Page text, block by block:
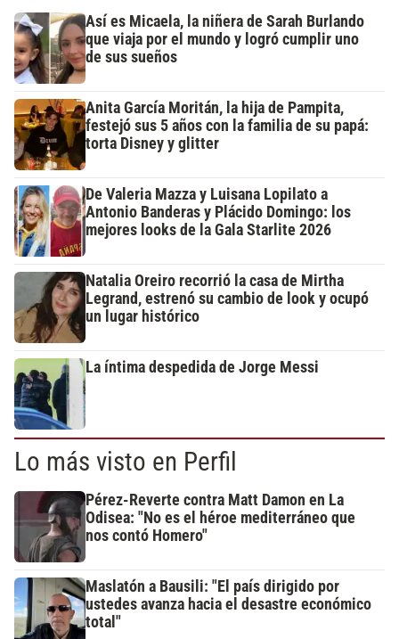
Así es Micaela, la niñera de Sarah Burlando
que viaja por el mundo y logró cumplir uno
de sus sueños
Anita García Moritán, la hija de Pampita,
festejó sus 5 años con la familia de su papá:
torta Disney y glitter
De Valeria Mazza y Luisana Lopilato a
Antonio Banderas y Plácido Domingo: los
mejores looks de la Gala Starlite 2026
Natalia Oreiro recorrió la casa de Mirtha
Legrand, estrenó su cambio de look y ocupó
un lugar histórico
La íntima despedida de Jorge Messi
Lo más visto en Perfil
Pérez-Reverte contra Matt Damon en La
Odisea: "No es el héroe mediterráneo que
nos contó Homero"
Maslatón a Bausili: "El país dirigido por
ustedes avanza hacia el desastre económico
total"